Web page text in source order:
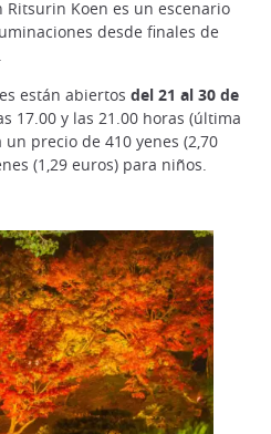
Ritsurin Koen es un escenario
desde finales de
están abiertos del 21 al 30 de
17.00 y las 21.00 horas (última
precio de 410 yenes (2,70
(1,29 euros) para niños.